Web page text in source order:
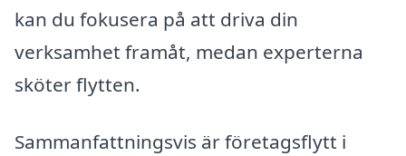
kan du fokusera på att driva din
verksamhet framåt, medan experterna
sköter flytten.
Sammanfattningsvis är företagsflytt i